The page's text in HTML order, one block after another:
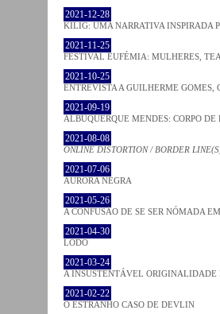
2021-12-28
KILIG: UMA NARRATIVA INSPIRADA
2021-11-25
FESTIVAL EUFÉMIA: MULHERES,
2021-10-25
ENTREVISTA A GUILHERME GOMES,
2021-09-19
ALBUQUERQUE MENDES: CORPO DE
2021-08-08
ONLINE DISTORTION / BORDER
2021-07-06
AURORA NEGRA
2021-05-26
A CONFUSÃO DE SE SER NÓMADA EM
2021-04-30
LODO
2021-03-24
A INSUSTENTÁVEL ORIGINALIDADE
2021-02-22
O ESTRANHO CASO DE DEVLIN